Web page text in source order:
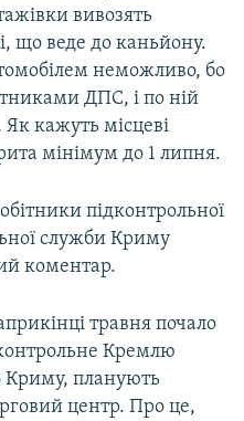
вивозять
що веде до каньйону.
неможливо, бо
ДПС, і по ній
кажуть місцеві
мінімум до 1 липня.
підконтрольної
служби Криму
коментар.
травня почало
Кремлю
Криму, планують
центр. Про це,